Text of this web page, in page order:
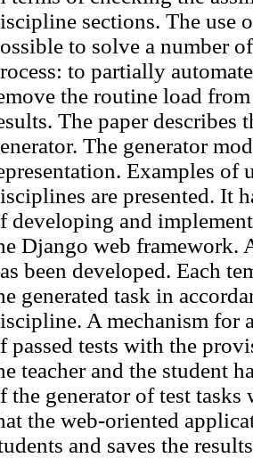
sections. The use
to solve a number
to partially
the routine load
The paper describes
The generator
Examples of
are presented. It
developing and
Django web framework.
been developed. Each
generated task in
A mechanism for
passed tests with the
teacher and the student
the generator of test
the web-oriented
and saves the